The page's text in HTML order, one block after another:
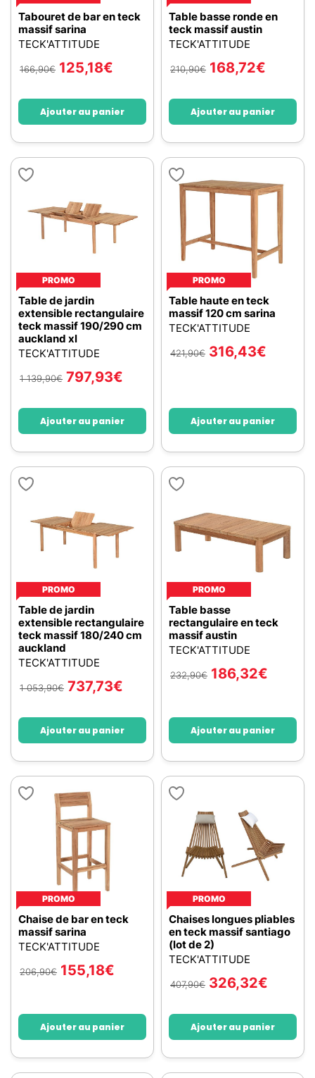
Tabouret de bar en teck
massif sarina
TECK'ATTITUDE
166,90€ 125,18€
Ajouter au panier
Table basse ronde en
teck massif austin
TECK'ATTITUDE
210,90€ 168,72€
Ajouter au panier
PROMO
Table de jardin
extensible rectangulaire
teck massif 190/290 cm
auckland xl
TECK'ATTITUDE
1 139,90€ 797,93€
Ajouter au panier
PROMO
Table haute en teck
massif 120 cm sarina
TECK'ATTITUDE
421,90€ 316,43€
Ajouter au panier
PROMO
Table de jardin
extensible rectangulaire
teck massif 180/240 cm
auckland
TECK'ATTITUDE
1 053,90€ 737,73€
Ajouter au panier
PROMO
Table basse
rectangulaire en teck
massif austin
TECK'ATTITUDE
232,90€ 186,32€
Ajouter au panier
PROMO
Chaise de bar en teck
massif sarina
TECK'ATTITUDE
206,90€ 155,18€
Ajouter au panier
PROMO
Chaises longues pliables
en teck massif santiago
(lot de 2)
TECK'ATTITUDE
407,90€ 326,32€
Ajouter au panier